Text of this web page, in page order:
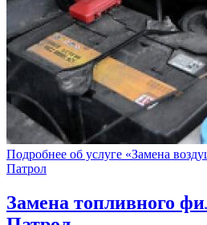
Подробнее об услуге «Замена
Патрол
Замена топливного